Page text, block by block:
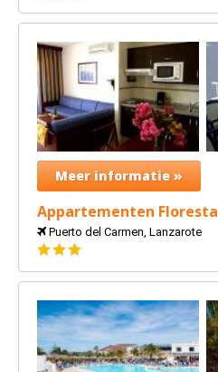
Meer informatie »
Appartementen Floresta
Puerto del Carmen, Lanzarote
3